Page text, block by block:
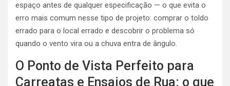
espaço antes de qualquer especificação — o que evita o
erro mais comum nesse tipo de projeto: comprar o toldo
errado para o local errado e descobrir o problema só
quando o vento vira ou a chuva entra de ângulo.
O Ponto de Vista Perfeito para
Carreatas e Ensaios de Rua: o que